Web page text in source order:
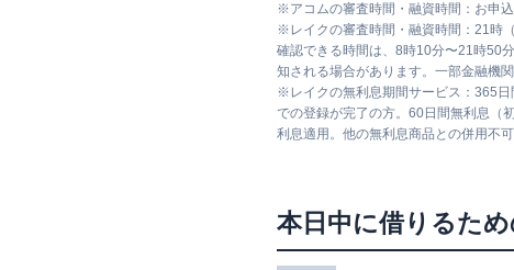
※アコムの審査時間・融資時間：お申
※ レイクの審査時間・融資時間：21時
確認できる時間は、8時10分〜21時50
知される場合があります。一部金融機
※ レイクの無利息期間サービス：365
での登録が完了の方。60日間無利息（
利息適用。他の無利息商品との併用不可
本日中に借りるた